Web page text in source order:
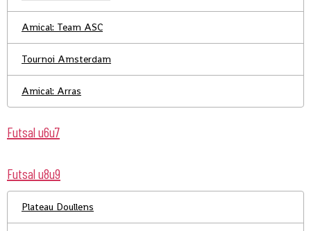
Amical: Team ASC
Tournoi Amsterdam
Amical: Arras
Futsal u6u7
Futsal u8u9
Plateau Doullens